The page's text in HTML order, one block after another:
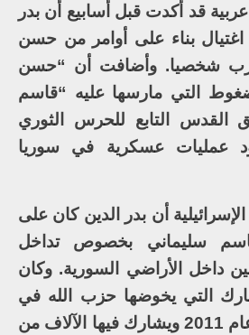
قد أكدت قبل أسابيع أن بدر
اغتيال بناء على أوامر من حسن
شخصيا. وأضافت أن “حسن
التي مارسها عليه “قاسم
القدس التابع للحرس الثوري
عمليات عسكرية في سوريا
أن بدر الدين كان على
سليماني بخصوص تداخل
داخل الأراضي السورية. وكان
التي يخوضها حزب الله في
سوريا بالكامل منذ عام 2011 ويشارك فيها الآلاف من